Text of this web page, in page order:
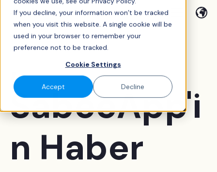
If you decline, your information won’t be tracked
when you visit this website. A single cookie will be
used in your browser to remember your
preference not to be tracked.
Cookie Settings
Accept Decline
,
SabeeApp'i
n Haber